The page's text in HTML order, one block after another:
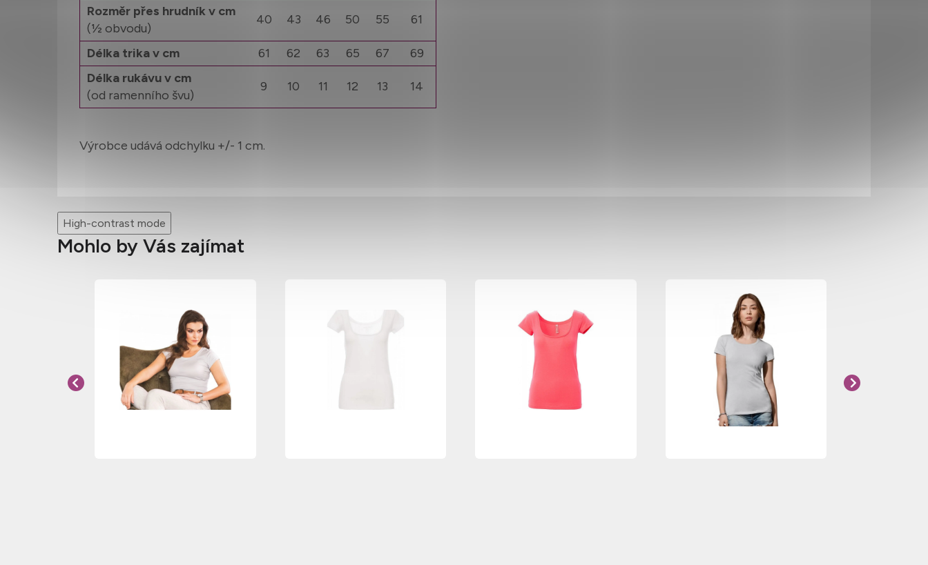
Rozměr přes hrudník v cm
(½ obvodu)
40 43 46 50 55 61
Délka trika v cm 61 62 63 65 67
69
Délka rukávu v cm
(od ramenního švu)
9 10 11 12 13 14
Výrobce udává odchylku +/- 1 cm.
High-contrast mode
Mohlo by Vás zajímat